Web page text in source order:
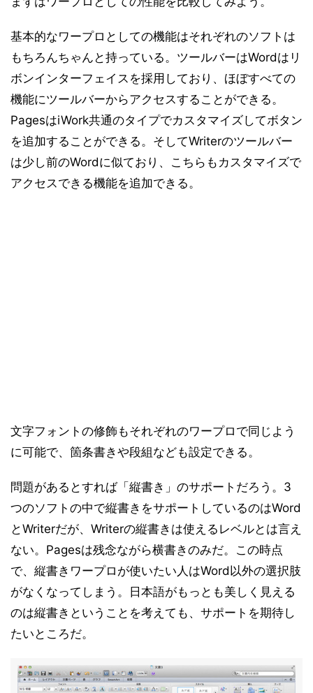
基本的なワープロとしての機能はそれぞれのソフトは
もちろんちゃんと持っている。ツールバーはWordはリ
ボンインターフェイスを採用しており、ほぼすべての
機能にツールバーからアクセスすることができる。
PagesはiWork共通のタイプでカスタマイズしてボタン
を追加することができる。そしてWriterのツールバー
は少し前のWordに似ており、こちらもカスタマイズで
アクセスできる機能を追加できる。
文字フォントの修飾もそれぞれのワープロで同じよう
に可能で、箇条書きや段組なども設定できる。
問題があるとすれば「縦書き」のサポートだろう。3
つのソフトの中で縦書きをサポートしているのはWord
とWriterだが、Writerの縦書きは使えるレベルとは言え
ない。Pagesは残念ながら横書きのみだ。この時点
で、縦書きワープロが使いたい人はWord以外の選択肢
がなくなってしまう。日本語がもっとも美しく見える
のは縦書きということを考えても、サポートを期待し
たいところだ。